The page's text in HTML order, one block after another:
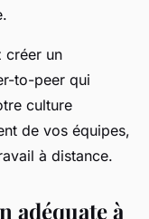
créer un
to-peer qui
culture
de vos équipes,
à distance.
adéquate à